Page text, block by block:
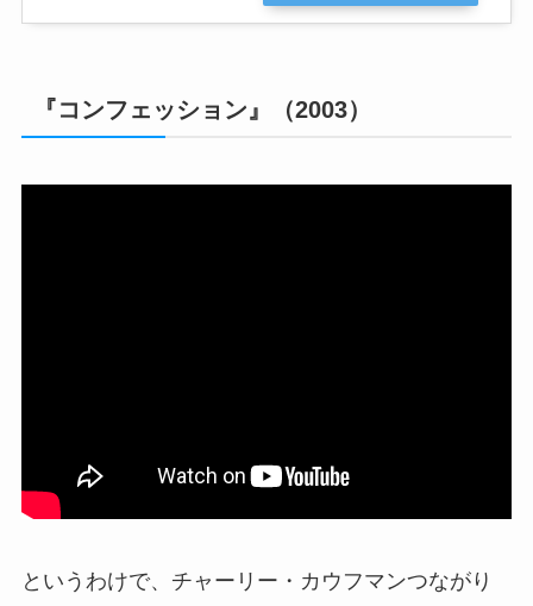
『コンフェッション』（2003）
というわけで、チャーリー・カウフマンつながり